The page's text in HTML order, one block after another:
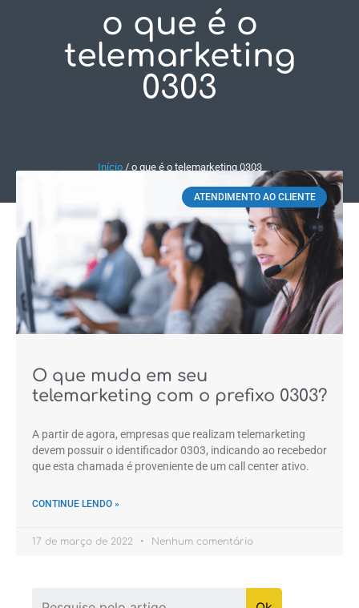
o que é o
telemarketing
0303
Início/ o que é o telemarketing 0303
ATENDIMENTO AO CLIENTE
O que muda em seu
telemarketing com o prefixo 0303?
A partir de agora, empresas que realizam telemarketing
devem possuir o identificador 0303, indicando ao recebedor
que esta chamada é proveniente de um call center ativo.
CONTINUE LENDO »
17 de março de 2022 Nenhum comentário